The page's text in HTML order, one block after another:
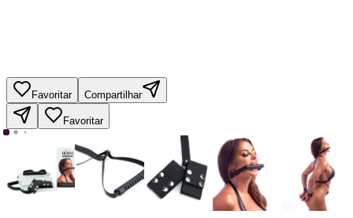
Favoritar Compartilhar
Favoritar